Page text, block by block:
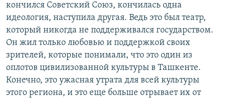
кончился Советский Союз, кончилась одна
идеология, наступила другая. Ведь это был театр,
который никогда не поддерживался государством.
Он жил только любовью и поддержкой своих
зрителей, которые понимали, что это один из
оплотов цивилизованной культуры в Ташкенте.
Конечно, это ужасная утрата для всей культуры
этого региона, и это еще больше отрывает их от